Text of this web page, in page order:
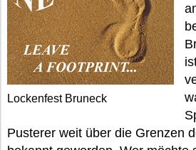
Lockenfest Bruneck
Pusterer weit über die Grenzen